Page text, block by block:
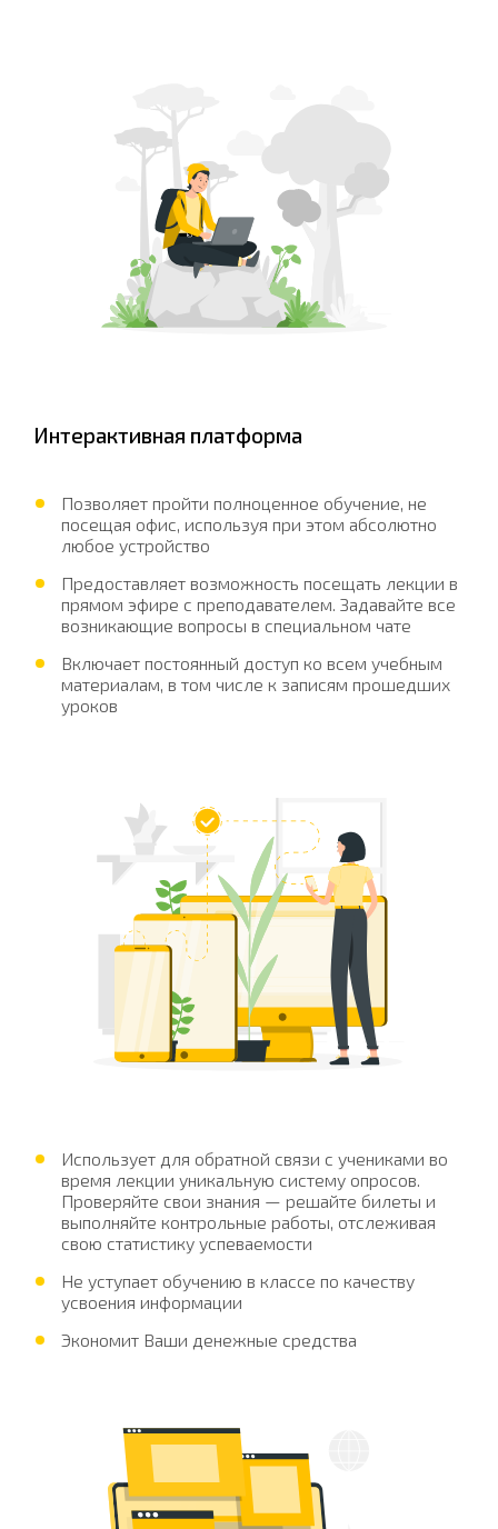
Интерактивная платформа
Позволяет пройти полноценное обучение, не
посещая офис, используя при этом абсолютно
любое устройство
Предоставляет возможность посещать лекции в
прямом эфире с преподавателем. Задавайте все
возникающие вопросы в специальном чате
Включает постоянный доступ ко всем учебным
материалам, в том числе к записям прошедших
уроков
Использует для обратной связи с учениками во
время лекции уникальную систему опросов.
Проверяйте свои знания — решайте билеты и
выполняйте контрольные работы, отслеживая
свою статистику успеваемости
Не уступает обучению в классе по качеству
усвоения информации
Экономит Ваши денежные средства